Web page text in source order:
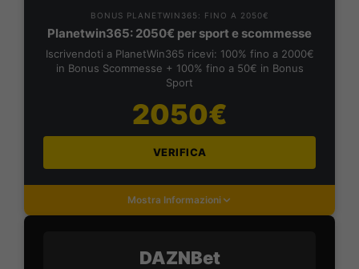
BONUS PLANETWIN365: FINO A 2050€
Planetwin365: 2050€ per sport e scommesse
Iscrivendoti a PlanetWin365 ricevi: 100% fino a 2000€
in Bonus Scommesse + 100% fino a 50€ in Bonus
Sport
2050€
VERIFICA
Mostra Informazioni
DAZNBet